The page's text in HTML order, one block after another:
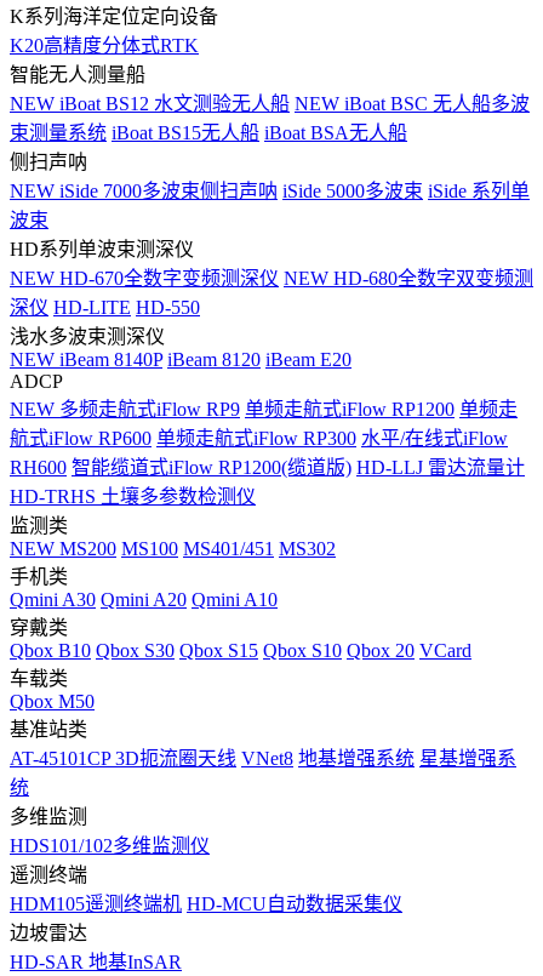
K系列海洋定位定向设备
K20高精度分体式RTK
智能无人测量船
NEW iBoat BS12 水文测验无人船 NEW iBoat BSC 无人船多波
束测量系统 iBoat BS15无人船 iBoat BSA无人船
侧扫声呐
NEW iSide 7000多波束侧扫声呐 iSide 5000多波束 iSide 系列单
波束
HD系列单波束测深仪
NEW HD-670全数字变频测深仪 NEW HD-680全数字双变频测
深仪 HD-LITE HD-550
浅水多波束测深仪
NEW iBeam 8140P iBeam 8120 iBeam E20
ADCP
NEW 多频走航式iFlow RP9 单频走航式iFlow RP1200 单频走
航式iFlow RP600 单频走航式iFlow RP300 水平/在线式iFlow
RH600 智能缆道式iFlow RP1200(缆道版) HD-LLJ 雷达流量计
HD-TRHS 土壤多参数检测仪
监测类
NEW MS200 MS100 MS401/451 MS302
手机类
Qmini A30 Qmini A20 Qmini A10
穿戴类
Qbox B10 Qbox S30 Qbox S15 Qbox S10 Qbox 20 VCard
车载类
Qbox M50
基准站类
AT-45101CP 3D扼流圈天线 VNet8 地基增强系统 星基增强系
统
多维监测
HDS101/102多维监测仪
遥测终端
HDM105遥测终端机 HD-MCU自动数据采集仪
边坡雷达
HD-SAR 地基InSAR